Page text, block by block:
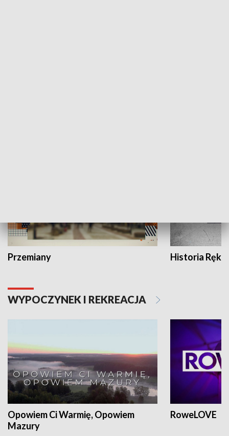
Przemiany Historia Ręką
WYPOCZYNEK I REKREACJA
Opowiem Ci Warmię, Opowiem
Mazury
RoweLOVE